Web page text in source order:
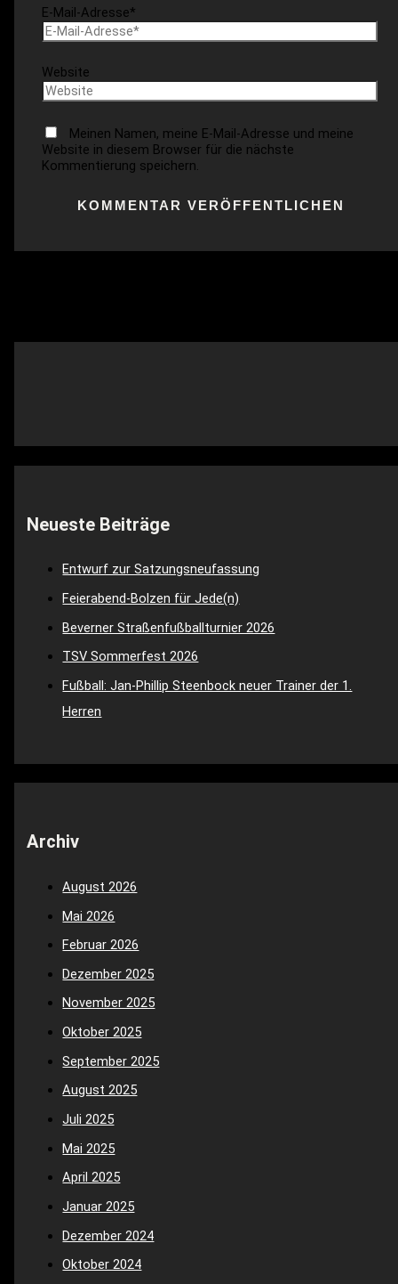
Neueste Beiträge
Entwurf zur Satzungsneufassung
Feierabend-Bolzen für Jede(n)
Beverner Straßenfußballturnier 2026
TSV Sommerfest 2026
Fußball: Jan-Phillip Steenbock neuer Trainer der 1.
Herren
Archiv
August 2026
Mai 2026
Februar 2026
Dezember 2025
November 2025
Oktober 2025
September 2025
August 2025
Juli 2025
Mai 2025
April 2025
Januar 2025
Dezember 2024
Oktober 2024
E-Mail-Adresse*
Website
Meinen Namen, meine E-Mail-Adresse und meine
Website in diesem Browser für die nächste
Kommentierung speichern.